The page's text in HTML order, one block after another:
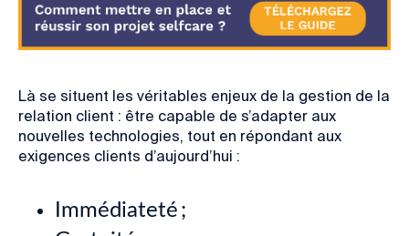
Là se situent les véritables enjeux de la gestion de la
relation client : être capable de s’adapter aux
nouvelles technologies, tout en répondant aux
exigences clients d’aujourd’hui :
Immédiateté ;